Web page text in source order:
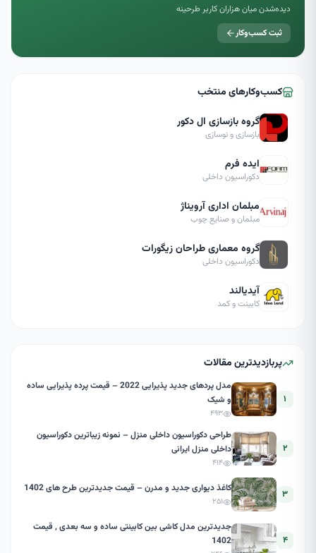
دیده‌شدن میان هزاران کاربر طرحینه
ثبت کسب‌وکار
کسب‌وکارهای منتخب
گروه بازسازی ال دکور
بازسازی و نوسازی
ایده فرم
دکوراسیون داخلی
مبلمان اداری آرویناژ
مبلمان و صنایع چوب
گروه معماری طراحان زیگورات
دکوراسیون داخلی
آیدیالند
کابینت و کمد
پربازدیدترین مقالات
۱
مدل پردهای جدید پذیرایی 2022 – قیمت پرده پذیرایی ساده
و شیک
۴۹۳
۲
طراحی دکوراسیون داخلی منزل – نمونه زیباترین دکوراسیون
داخلی منزل ایرانی
۴۱۴
۳ کاغذ دیواری جدید و مدرن – قیمت جدیدترین طرح های 1402
۲۵۱
۴
جدیدترین مدل کاشی بین کابینتی ساده و سه بعدی , قیمت
1402